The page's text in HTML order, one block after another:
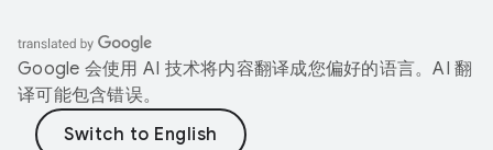
Google 会使用 AI 技术将内容翻译成您偏好的语言。AI 翻
译可能包含错误。